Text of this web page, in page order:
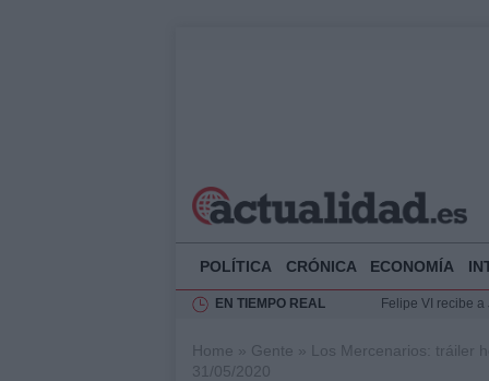
POLÍTICA CRÓNICA ECONOMÍA
EN TIEMPO REAL
Felipe VI recibe
Impacto
Home » Gente »
Los Mercenarios: tráiler
31/05/2020